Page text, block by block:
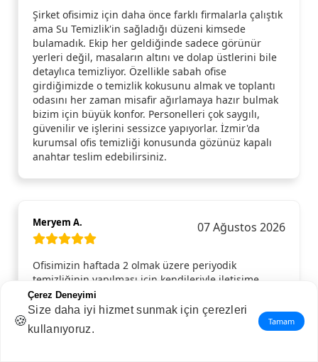
Şirket ofisimiz için daha önce farklı firmalarla çalıştık
ama Su Temizlik'in sağladığı düzeni kimsede
bulamadık. Ekip her geldiğinde sadece görünür
yerleri değil, masaların altını ve dolap üstlerini bile
detaylıca temizliyor. Özellikle sabah ofise
girdiğimizde o temizlik kokusunu almak ve toplantı
odasını her zaman misafir ağırlamaya hazır bulmak
bizim için büyük konfor. Personelleri çok saygılı,
güvenilir ve işlerini sessizce yapıyorlar. İzmir'da
kurumsal ofis temizliği konusunda gözünüz kapalı
anahtar teslim edebilirsiniz.
Meryem A. 07 Ağustos 2026
Ofisimizin haftada 2 olmak üzere periyodik
temizliğinin yapılması için kendileriyle iletişime
geçtim kendileriyle birlikte 3 firmadan daha fiyat
teklifi aldım. Ve sonunda kendilerinden hizmet
almaya karar verdim. Planlanan gün ve saatte gelip,
ofisimizin temizliğini yaptılar. Hizmetten memnun
🍪
Çerez Deneyimi
Size daha iyi hizmet sunmak için çerezleri
kullanıyoruz.
Tamam